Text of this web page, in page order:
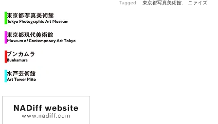
Tagged: 東京都写真美術館 ニァイズ